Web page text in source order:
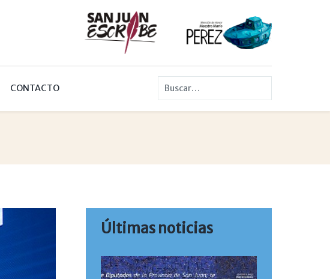
CONTACTO Buscar
Últimas noticias